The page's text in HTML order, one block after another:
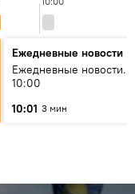
Ежедневные новости
Ежедневные новости.
10:00
10:01 3 мин